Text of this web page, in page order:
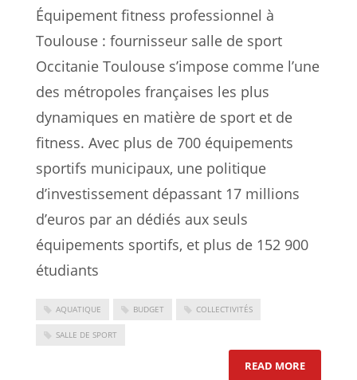
Équipement fitness professionnel à
Toulouse : fournisseur salle de sport
Occitanie Toulouse s’impose comme l’une
des métropoles françaises les plus
dynamiques en matière de sport et de
fitness. Avec plus de 700 équipements
sportifs municipaux, une politique
d’investissement dépassant 17 millions
d’euros par an dédiés aux seuls
équipements sportifs, et plus de 152 900
étudiants
AQUATIQUE BUDGET COLLECTIVITÉS
SALLE DE SPORT
READ MORE: